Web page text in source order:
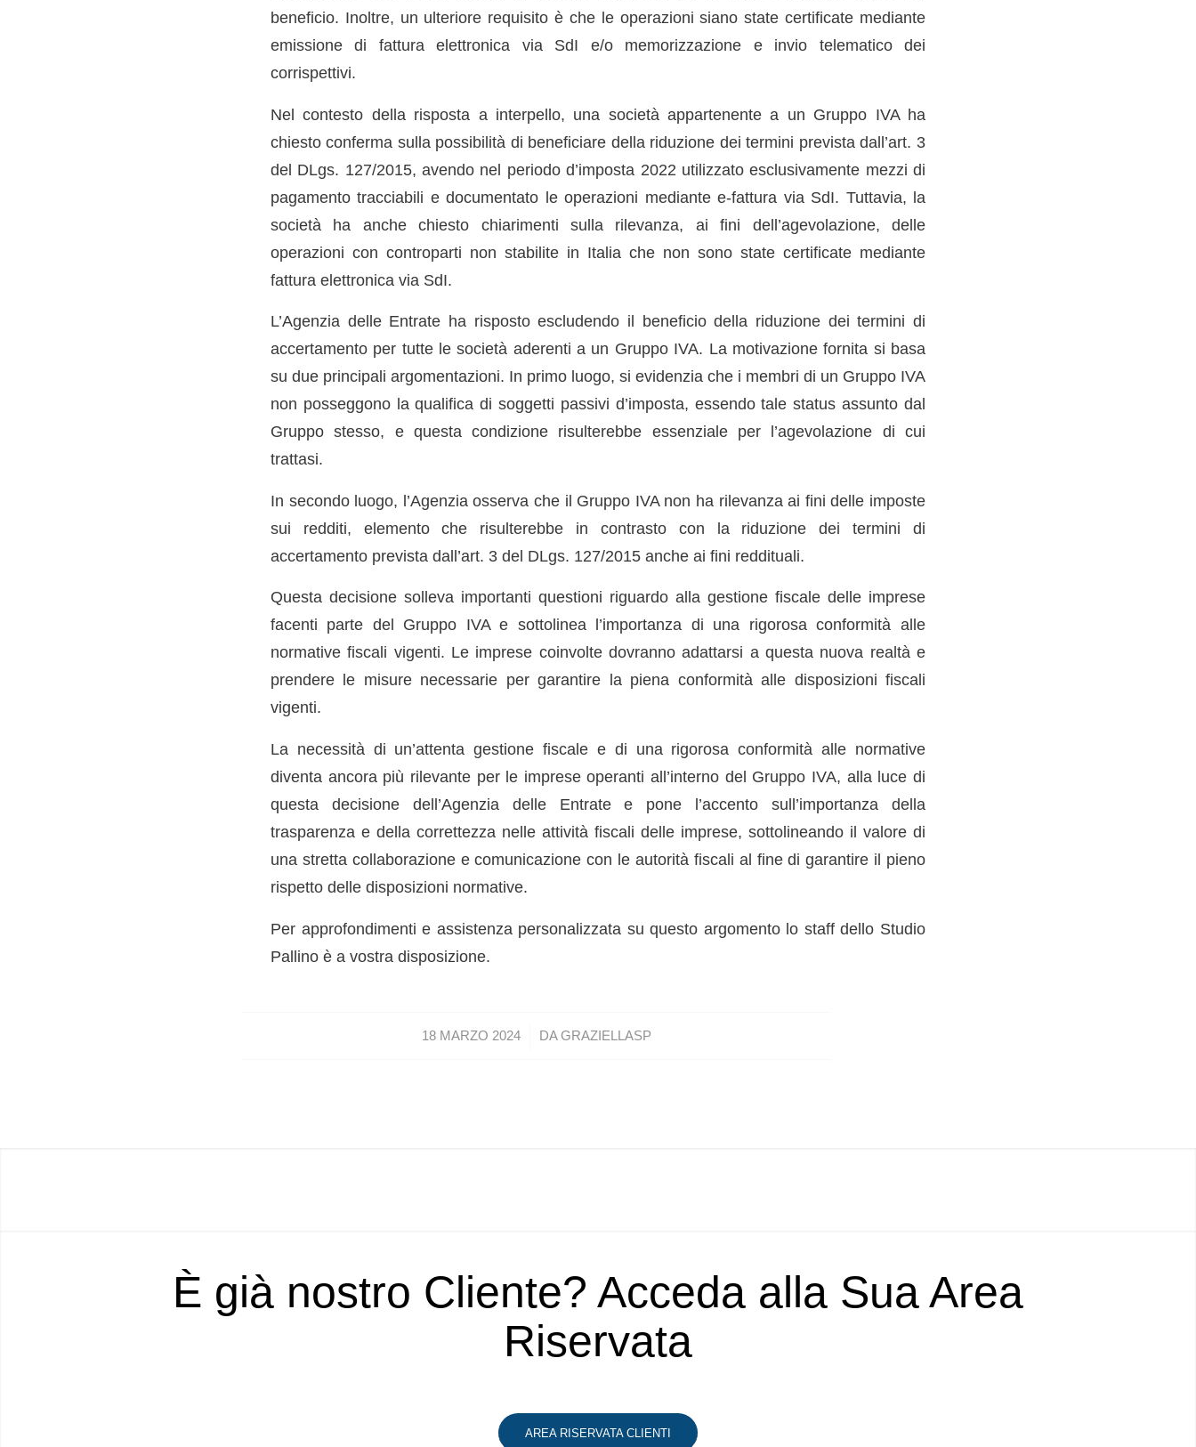
beneficio. Inoltre, un ulteriore requisito è che le operazioni siano state certificate mediante
emissione di fattura elettronica via SdI e/o memorizzazione e invio telematico dei
corrispettivi.
Nel contesto della risposta a interpello, una società appartenente a un Gruppo IVA ha
chiesto conferma sulla possibilità di beneficiare della riduzione dei termini prevista dall’art. 3
del DLgs. 127/2015, avendo nel periodo d’imposta 2022 utilizzato esclusivamente mezzi di
pagamento tracciabili e documentato le operazioni mediante e-fattura via SdI. Tuttavia, la
società ha anche chiesto chiarimenti sulla rilevanza, ai fini dell’agevolazione, delle
operazioni con controparti non stabilite in Italia che non sono state certificate mediante
fattura elettronica via SdI.
L’Agenzia delle Entrate ha risposto escludendo il beneficio della riduzione dei termini di
accertamento per tutte le società aderenti a un Gruppo IVA. La motivazione fornita si basa
su due principali argomentazioni. In primo luogo, si evidenzia che i membri di un Gruppo IVA
non posseggono la qualifica di soggetti passivi d’imposta, essendo tale status assunto dal
Gruppo stesso, e questa condizione risulterebbe essenziale per l’agevolazione di cui
trattasi.
In secondo luogo, l’Agenzia osserva che il Gruppo IVA non ha rilevanza ai fini delle imposte
sui redditi, elemento che risulterebbe in contrasto con la riduzione dei termini di
accertamento prevista dall’art. 3 del DLgs. 127/2015 anche ai fini reddituali.
Questa decisione solleva importanti questioni riguardo alla gestione fiscale delle imprese
facenti parte del Gruppo IVA e sottolinea l’importanza di una rigorosa conformità alle
normative fiscali vigenti. Le imprese coinvolte dovranno adattarsi a questa nuova realtà e
prendere le misure necessarie per garantire la piena conformità alle disposizioni fiscali
vigenti.
La necessità di un’attenta gestione fiscale e di una rigorosa conformità alle normative
diventa ancora più rilevante per le imprese operanti all’interno del Gruppo IVA, alla luce di
questa decisione dell’Agenzia delle Entrate e pone l’accento sull’importanza della
trasparenza e della correttezza nelle attività fiscali delle imprese, sottolineando il valore di
una stretta collaborazione e comunicazione con le autorità fiscali al fine di garantire il pieno
rispetto delle disposizioni normative.
Per approfondimenti e assistenza personalizzata su questo argomento lo staff dello Studio
Pallino è a vostra disposizione.
18 MARZO 2024
/ DAGRAZIELLASP
È già nostro Cliente? Acceda alla Sua Area
Riservata
AREA RISERVATA CLIENTI